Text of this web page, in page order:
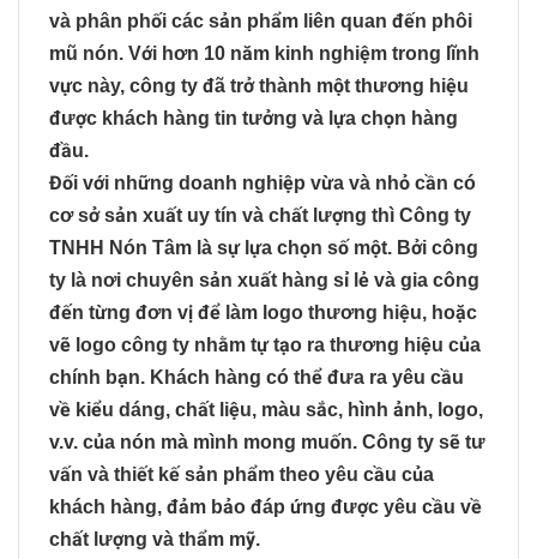
và phân phối các sản phẩm liên quan đến phôi
mũ nón. Với hơn 10 năm kinh nghiệm trong lĩnh
vực này, công ty đã trở thành một thương hiệu
được khách hàng tin tưởng và lựa chọn hàng
đầu.
Đối với những doanh nghiệp vừa và nhỏ cần có
cơ sở sản xuất uy tín và chất lượng thì Công ty
TNHH Nón Tâm là sự lựa chọn số một. Bởi công
ty là nơi chuyên sản xuất hàng sỉ lẻ và gia công
đến từng đơn vị để làm logo thương hiệu, hoặc
vẽ logo công ty nhằm tự tạo ra thương hiệu của
chính bạn. Khách hàng có thể đưa ra yêu cầu
về kiểu dáng, chất liệu, màu sắc, hình ảnh, logo,
v.v. của nón mà mình mong muốn. Công ty sẽ tư
vấn và thiết kế sản phẩm theo yêu cầu của
khách hàng, đảm bảo đáp ứng được yêu cầu về
chất lượng và thẩm mỹ.